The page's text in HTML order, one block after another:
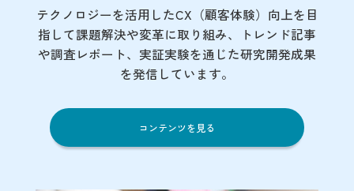
テクノロジーを活用したCX（顧客体験）向上を目
指して課題解決や変革に取り組み、トレンド記事
や調査レポート、実証実験を通じた研究開発成果
を発信しています。
コンテンツを見る